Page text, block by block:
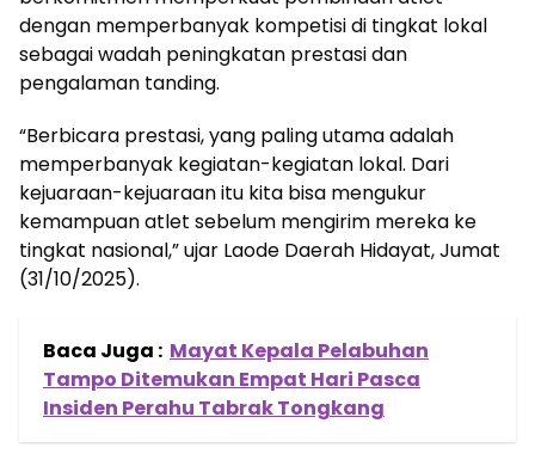
dengan memperbanyak kompetisi di tingkat lokal
sebagai wadah peningkatan prestasi dan
pengalaman tanding.
“Berbicara prestasi, yang paling utama adalah
memperbanyak kegiatan-kegiatan lokal. Dari
kejuaraan-kejuaraan itu kita bisa mengukur
kemampuan atlet sebelum mengirim mereka ke
tingkat nasional,” ujar Laode Daerah Hidayat, Jumat
(31/10/2025).
Baca Juga : Mayat Kepala Pelabuhan
Tampo Ditemukan Empat Hari Pasca
Insiden Perahu Tabrak Tongkang